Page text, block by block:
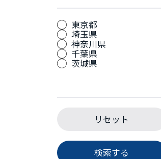
東京都
埼玉県
神奈川県
千葉県
茨城県
リセット
検索する